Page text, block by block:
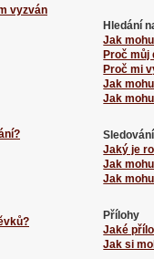
vyzván
Hledání
Jak
Proč můj
Proč mi
Jak
Jak
Jaký je
Jak
Jak
Přílohy
Jaké
Jak si